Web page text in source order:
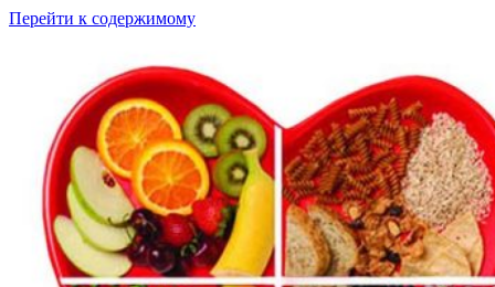
Перейти к содержимому